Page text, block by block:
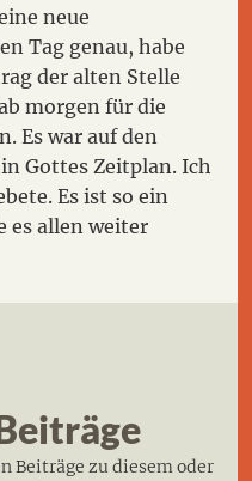
neue
Tag genau, habe
der alten Stelle
morgen für die
Es war auf den
Gottes Zeitplan. Ich
Es ist so ein
es allen weiter
Beiträge zu diesem oder